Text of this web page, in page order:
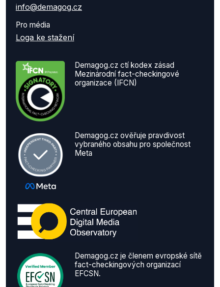
info@demagog.cz
Pro média
Loga ke stažení
Demagog.cz ctí kodex zásad
Mezinárodní fact-checkingové
organizace (IFCN)
Demagog.cz ověřuje pravdivost
vybraného obsahu pro společnost
Meta
Demagog.cz je členem evropské sítě
fact-checkingových organizací
EFCSN.